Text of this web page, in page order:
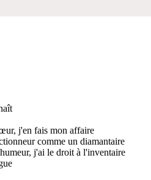
j'en fais mon affaire
comme un diamantaire
j'ai le droit à l'inventaire